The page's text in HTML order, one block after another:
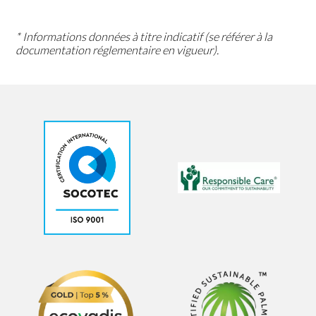
* Informations données à titre indicatif (se référer à la
documentation réglementaire en vigueur).